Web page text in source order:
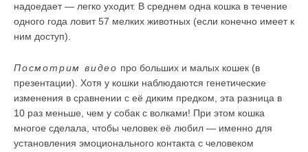
надоедает — легко уходит. В среднем одна кошка в течение
одного года ловит 57 мелких животных (если конечно имеет к
ним доступ).
Посмотрим видео про больших и малых кошек (в
презентации). Хотя у кошки наблюдаются генетические
изменения в сравнении с её диким предком, эта разница в
10 раз меньше, чем у собак с волками! При этом кошка
многое сделала, чтобы человек её любил — именно для
установления эмоционального контакта с человеком